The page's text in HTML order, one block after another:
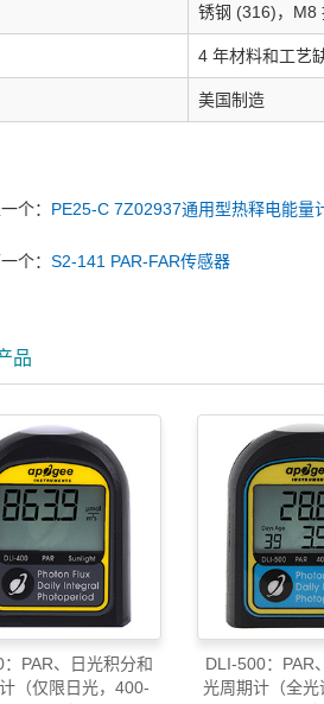
锈钢 (316)，M8
4 年材料和工艺
美国制造
一个： PE25-C 7Z02937通用型热释电能量
个： S2-141 PAR-FAR传感器
品
PAR、日光积分和
（仅限日光，400-
DLI-500：PAR
光周期计（全